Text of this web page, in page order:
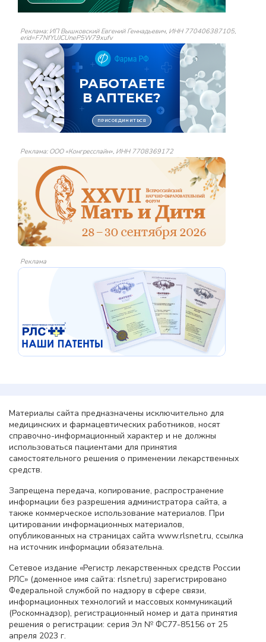
Реклама: ИП Вышковский Евгений Геннадьевич, ИНН 770406387105,
erid=F7NfYUJCUneP5W79xufv
Реклама: ООО «Конгресслайн», ИНН 7708369172
Реклама
Материалы сайта предназначены исключительно для
медицинских и фармацевтических работников, носят
справочно-информационный характер и не должны
использоваться пациентами для принятия
самостоятельного решения о применении лекарственных
средств.
Запрещена передача, копирование, распространение
информации без разрешения администратора сайта, а
также коммерческое использование материалов. При
цитировании информационных материалов,
опубликованных на страницах сайта www.rlsnet.ru, ссылка
на источник информации обязательна.
Сетевое издание «Регистр лекарственных средств России
РЛС» (доменное имя сайта: rlsnet.ru) зарегистрировано
Федеральной службой по надзору в сфере связи,
информационных технологий и массовых коммуникаций
(Роскомнадзор), регистрационный номер и дата принятия
решения о регистрации: серия Эл № ФС77-85156 от 25
апреля 2023 г.